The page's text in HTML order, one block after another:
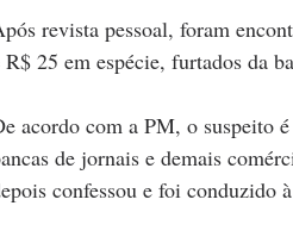
revista pessoal, foram
R$ 25 em espécie, furtados da
acordo com a PM, o suspeito
de jornais e demais
confessou e foi conduzido